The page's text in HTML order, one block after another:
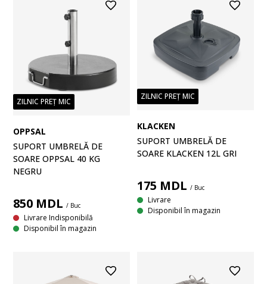
ZILNIC PREȚ MIC
OPPSAL
SUPORT UMBRELĂ DE
SOARE OPPSAL 40 KG
NEGRU
850 MDL / Buc
Livrare Indisponibilă
Disponibil în magazin
ZILNIC PREȚ MIC
KLACKEN
SUPORT UMBRELĂ DE
SOARE KLACKEN 12L GRI
175 MDL / Buc
Livrare
Disponibil în magazin